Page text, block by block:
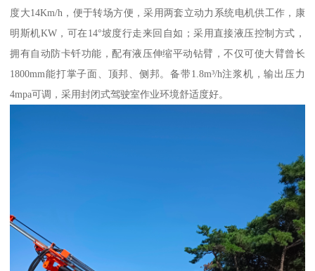
度大14Km/h，便于转场方便，采用两套立动力系统电机供工作，康
明斯机KW，可在14°坡度行走来回自如；采用直接液压控制方式，
拥有自动防卡钎功能，配有液压伸缩平动钻臂，不仅可使大臂曾长
1800mm能打掌子面、顶邦、侧邦。备带1.8m³/h注浆机，输出压力
4mpa可调，采用封闭式驾驶室作业环境舒适度好。